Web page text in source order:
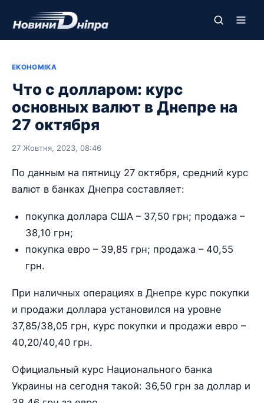
ЕКОНОМІКА
Что с долларом: курс
основных валют в Днепре на
27 октября
27 Жовтня, 2023, 08:46
По данным на пятницу 27 октября, средний курс
валют в банках Днепра составляет:
покупка доллара США – 37,50 грн; продажа –
38,10 грн;
покупка евро – 39,85 грн; продажа – 40,55
грн.
При наличных операциях в Днепре курс покупки
и продажи доллара установился на уровне
37,85/38,05 грн, курс покупки и продажи евро –
40,20/40,40 грн.
Официальный курс Национального банка
Украины на сегодня такой: 36,50 грн за доллар и